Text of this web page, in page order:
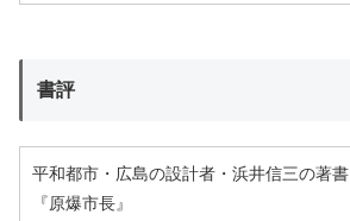
書評
平和都市・広島の設計者・浜井信三の著書
『原爆市長』